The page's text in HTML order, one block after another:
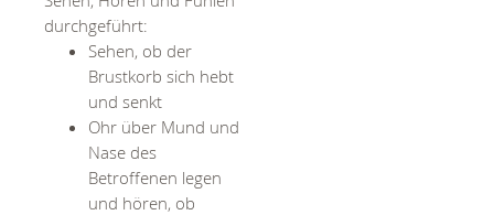
durchgeführt:
Sehen, ob der
Brustkorb sich hebt
und senkt
Ohr über Mund und
Nase des
Betroffenen legen
und hören, ob